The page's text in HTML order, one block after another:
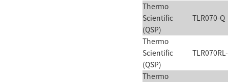
Thermo
Scientific
(QSP)
TLR070-Q
Thermo
Scientific
(QSP)
Thermo